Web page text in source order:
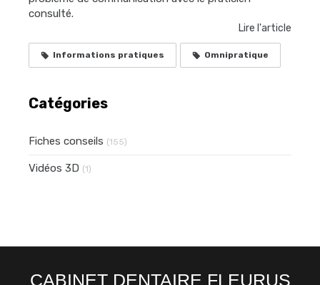
consulté.
Lire l'article
Informations pratiques Omnipratique
Catégories
Fiches conseils (155)
Vidéos 3D (1)
CABINET DENTAIRE FLEURUS